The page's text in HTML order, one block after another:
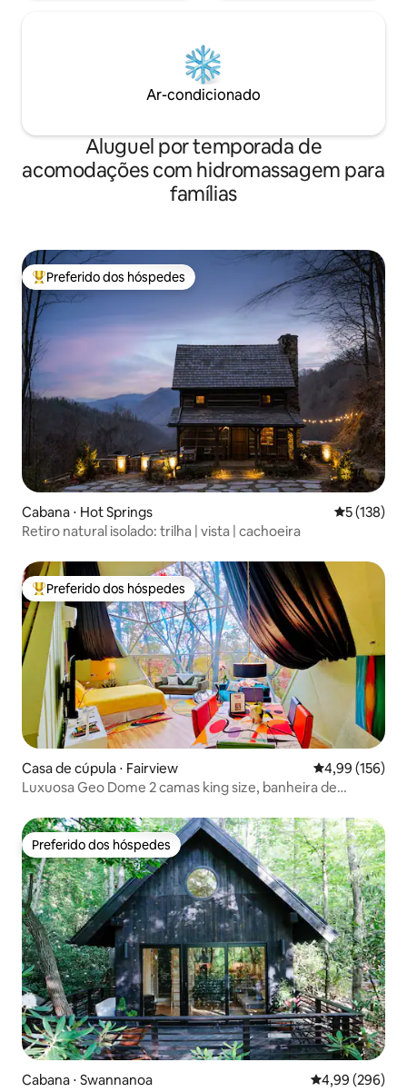
Ar-condicionado
Aluguel por temporada de
acomodações com hidromassagem para
famílias
Entre os melhores preferidos dos hóspedes
Preferido dos hóspedes
Cabana ⋅ Hot Springs 5 de uma
5 (138)
Retiro natural isolado: trilha | vista | cachoeira
Entre os melhores preferidos dos hóspedes
Preferido dos hóspedes
Casa de cúpula ⋅ Fairview 4,99 de uma
4,99 (156)
Luxuosa Geo Dome 2 camas king size, banheira de
Preferido dos hóspedes
Preferido dos hóspedes
Cabana ⋅ Swannanoa 4,99 de uma
4,99 (296)